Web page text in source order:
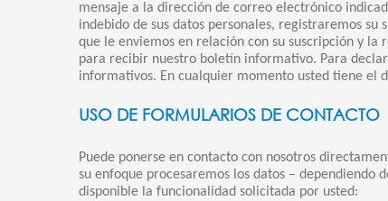
mensaje a la dirección de correo electrónico
indebido de sus datos personales, registraremos
que le enviemos en relación con su suscripción y
para recibir nuestro boletín informativo. Para
informativos. En cualquier momento usted tiene el
USO DE FORMULARIOS DE CONTACTO
Puede ponerse en contacto con nosotros
su enfoque procesaremos los datos – dependiendo
disponible la funcionalidad solicitada por usted: